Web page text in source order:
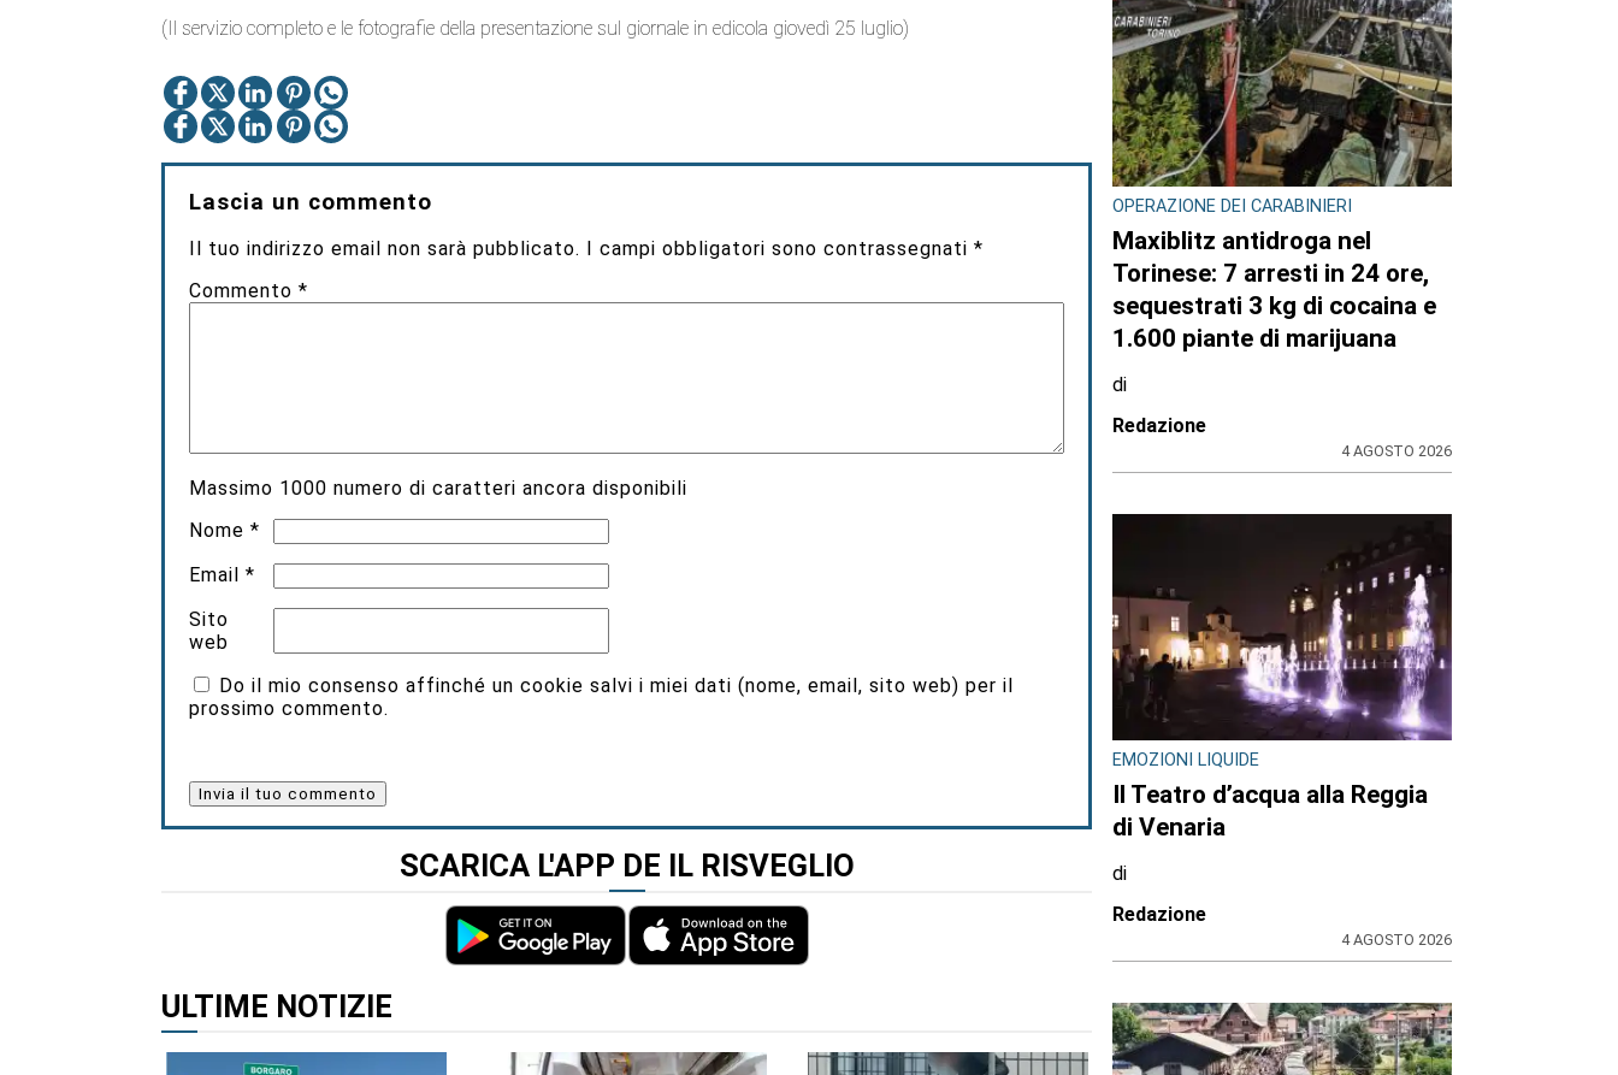
(Il servizio completo e le fotografie della presentazione sul giornale in edicola giovedì 25 luglio)
Lascia un commento
Il tuo indirizzo email non sarà pubblicato. I campi obbligatori sono contrassegnati*
Commento*
Massimo 1000 numero di caratteri ancora disponibili
Nome*
Email*
Sito
web
Do il mio consenso affinché un cookie salvi i miei dati (nome, email, sito web) per il
prossimo commento.
SCARICA L'APP DE IL RISVEGLIO
ULTIME NOTIZIE
OPERAZIONE DEI CARABINIERI
Maxiblitz antidroga nel
Torinese: 7 arresti in 24 ore,
sequestrati 3 kg di cocaina e
1.600 piante di marijuana
di
Redazione
4 AGOSTO 2026
EMOZIONI LIQUIDE
Il Teatro d’acqua alla Reggia
di Venaria
di
Redazione
4 AGOSTO 2026